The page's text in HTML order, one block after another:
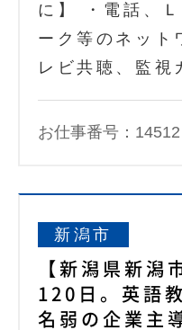
に】 ・電話、
ーク等のネット
レビ共聴、監
お仕事番号：14512
新潟市
【新潟県新潟
120日。英語
名弱の企業主